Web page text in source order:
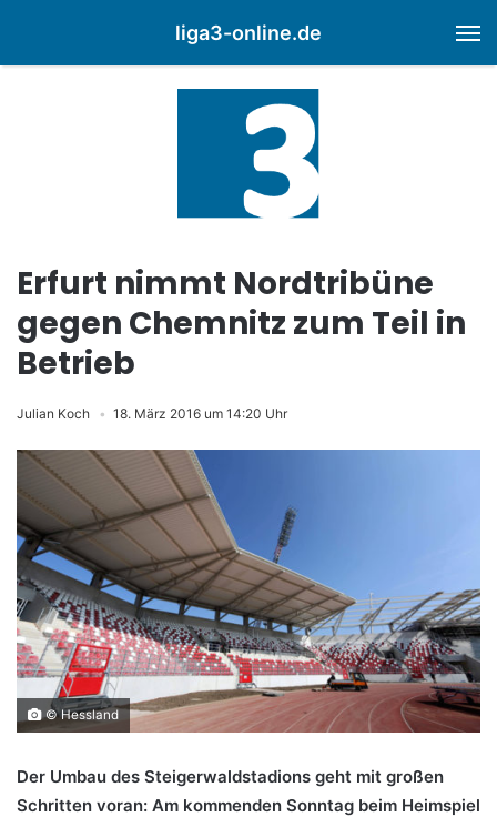
liga3-online.de
Erfurt nimmt Nordtribüne
gegen Chemnitz zum Teil in
Betrieb
Julian Koch 18. März 2016 um 14:20 Uhr
© Hessland
Der Umbau des Steigerwaldstadions geht mit großen
Schritten voran: Am kommenden Sonntag beim Heimspiel